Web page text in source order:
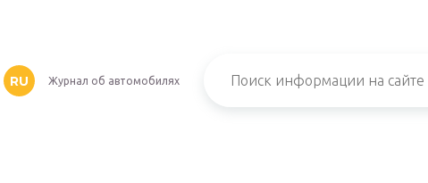
RU Журнал об автомобилях